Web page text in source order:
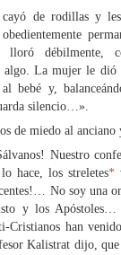
de rodillas y
lloró débilmente,
algo. La mujer le dió
bebé y,
silencio…».
de miedo al anciano
Nuestro
hace, los streletes*
No soy una
y los Apóstoles…
Cristianos han
Kalistrat dijo, que